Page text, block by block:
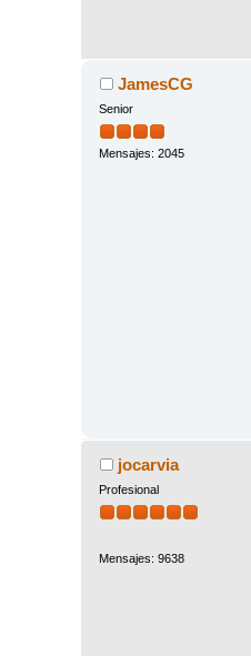
JamesCG
Senior
Mensajes: 2045
jocarvia
Profesional
Mensajes: 9638